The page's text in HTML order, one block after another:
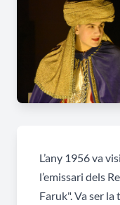
L’any 1956 va
l’emissari dels
Faruk". Va ser la